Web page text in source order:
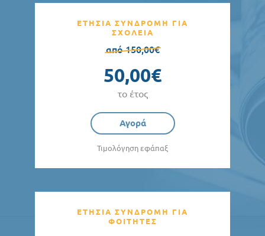
ΕΤΗΣΙΑ ΣΥΝΔΡΟΜΗ ΓΙΑ
ΣΧΟΛΕΙΑ
από 150,00€
50,00€
το έτος
Αγορά
Τιμολόγηση εφάπαξ
ΕΤΗΣΙΑ ΣΥΝΔΡΟΜΗ ΓΙΑ
ΦΟΙΤΗΤΕΣ